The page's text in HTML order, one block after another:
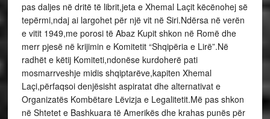
pas daljes në dritë të librit,jeta e Xhemal Laçit këcënohej së
tepërmi,ndaj ai largohet për një vit në Siri.Ndërsa në verën
e vitit 1949,me porosi të Abaz Kupit shkon në Romë dhe
merr pjesë në krijimin e Komitetit “Shqipëria e Lirë”.Në
radhët e këtij Komiteti,ndonëse kurdoherë pati
mosmarrveshje midis shqiptarëve,kapiten Xhemal
Laçi,përfaqsoi denjësisht aspiratat dhe alternativat e
Organizatës Kombëtare Lëvizja e Legalitetit.Më pas shkon
në Shtetet e Bashkuara të Amerikës dhe krahas punës për